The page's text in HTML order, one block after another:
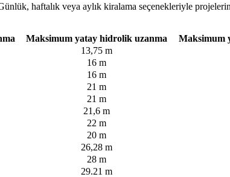
haftalık veya aylık kiralama seçenekleriyle
Maksimum yatay hidrolik uzanma
Maksimum
13,75 m
16 m
16 m
21 m
21 m
21,6 m
22 m
20 m
26,28 m
28 m
29.21 m